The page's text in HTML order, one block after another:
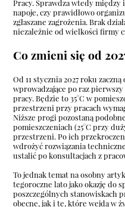
Pracy. Sprawdza wtedy między
napoje, czy prawidłowo
zgłaszane zagrożenia. Brak
niezależnie od wielkości firmy
Co zmieni się od
Od 11 stycznia 2027 roku
wprowadzające po raz
pracy. Będzie to 35°C w
przestrzeni przy pracach
Niższe progi pozostaną
pomieszczeniach (25°C przy
przestrzeni. Po ich
wdrożyć rozwiązania
ustalić po konsultacjach z
To jednak temat na osobny
tegoroczne lato jako okazję do
poszczególnych stanowiskach
obecne, jak i te, które wejdą w